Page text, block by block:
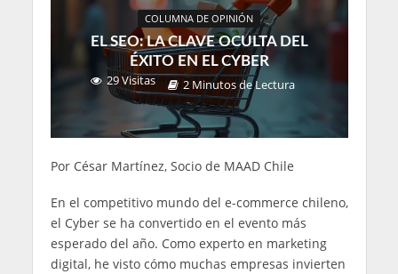
COLUMNA DE OPINIÓN
EL SEO: LA CLAVE OCULTA DEL
ÉXITO EN EL CYBER
29 Visitas
2 Minutos de Lectura
Por César Martínez, Socio de MAAD Chile
En el competitivo mundo del e-commerce chileno,
el Cyber se ha convertido en el evento más
esperado del año. Como experto en marketing
digital, he visto cómo muchas empresas invierten